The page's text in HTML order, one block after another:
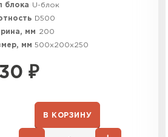
блока
U-блок
D500
мм
200
мм 500х200х250
₽
В КОРЗИНУ